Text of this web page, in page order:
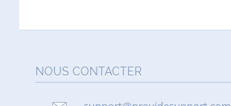
NOUS CONTACTER